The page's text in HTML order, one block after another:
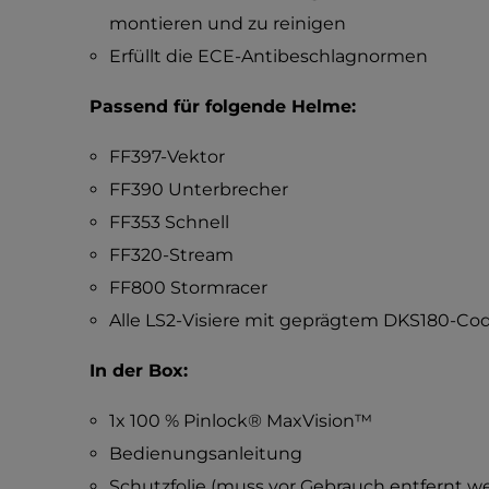
montieren und zu reinigen
Erfüllt die ECE-Antibeschlagnormen
Passend für folgende Helme:
FF397-Vektor
FF390 Unterbrecher
FF353 Schnell
FF320-Stream
FF800 Stormracer
Alle LS2-Visiere mit geprägtem DKS180-
In der Box:
1x 100 % Pinlock® MaxVision™
Bedienungsanleitung